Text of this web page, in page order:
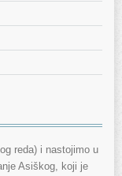
reda) i nastojimo u
Asiškog, koji je